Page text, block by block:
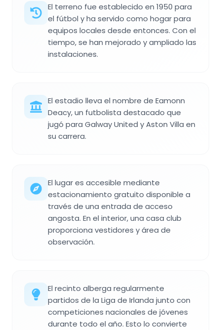
El terreno fue establecido en 1950 para
el fútbol y ha servido como hogar para
equipos locales desde entonces. Con el
tiempo, se han mejorado y ampliado las
instalaciones.
El estadio lleva el nombre de Eamonn
Deacy, un futbolista destacado que
jugó para Galway United y Aston Villa en
su carrera.
El lugar es accesible mediante
estacionamiento gratuito disponible a
través de una entrada de acceso
angosta. En el interior, una casa club
proporciona vestidores y área de
observación.
El recinto alberga regularmente
partidos de la Liga de Irlanda junto con
competiciones nacionales de jóvenes
durante todo el año. Esto lo convierte